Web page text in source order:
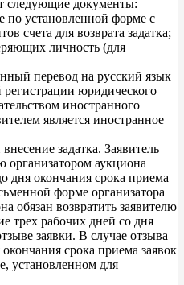
следующие документы:
по установленной форме с
счета для возврата задатка;
личность (для
перевод на русский язык
регистрации юридического
иностранного
является иностранное
задатка. Заявитель
организатором аукциона
дня окончания срока приема
форме организатора
обязан возвратить заявителю
трех рабочих дней со дня
заявки. В случае отзыва
срока приема заявок
установленном для